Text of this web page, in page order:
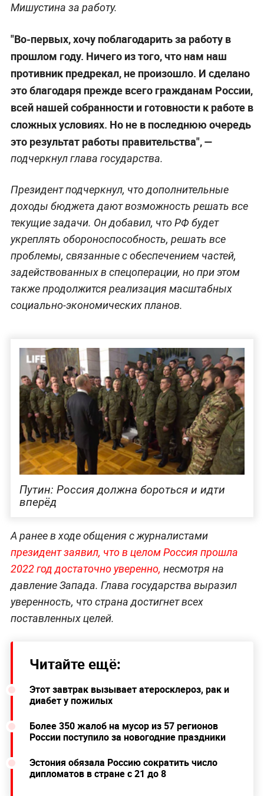
Мишустина за работу.
"Во-первых, хочу поблагодарить за работу в
прошлом году. Ничего из того, что нам наш
противник предрекал, не произошло. И сделано
это благодаря прежде всего гражданам России,
всей нашей собранности и готовности к работе в
сложных условиях. Но не в последнюю очередь
это результат работы правительства", —
подчеркнул глава государства.
Президент подчеркнул, что дополнительные
доходы бюджета дают возможность решать все
текущие задачи. Он добавил, что РФ будет
укреплять обороноспособность, решать все
проблемы, связанные с обеспечением частей,
задействованных в спецоперации, но при этом
также продолжится реализация масштабных
социально-экономических планов.
Путин: Россия должна бороться и идти
вперёд
А ранее в ходе общения с журналистами
президент заявил, что в целом Россия прошла
2022 год достаточно уверенно, несмотря на
давление Запада. Глава государства выразил
уверенность, что страна достигнет всех
поставленных целей.
Читайте ещё:
Этот завтрак вызывает атеросклероз, рак и
диабет у пожилых
Более 350 жалоб на мусор из 57 регионов
России поступило за новогодние праздники
Эстония обязала Россию сократить число
дипломатов в стране с 21 до 8